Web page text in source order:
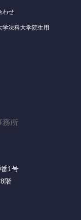
わせ
学法科大学院生用
1号
階